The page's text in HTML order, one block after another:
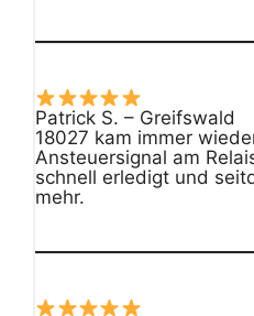
Patrick S. – Greifswald
18027 kam immer
Ansteuersignal am
schnell erledigt und
mehr.